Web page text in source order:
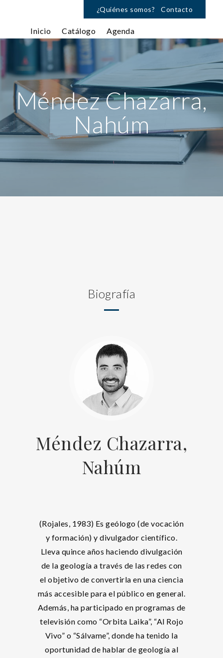
¿Quiénes somos? Contacto
Inicio Catálogo Agenda
Méndez Chazarra,
Nahúm
Biografía
Méndez Chazarra,
Nahúm
(Rojales, 1983) Es geólogo (de vocación
y formación) y divulgador científico.
Lleva quince años haciendo divulgación
de la geología a través de las redes con
el objetivo de convertirla en una ciencia
más accesible para el público en general.
Además, ha participado en programas de
televisión como “Orbita Laika”, “Al Rojo
Vivo” o “Sálvame”, donde ha tenido la
oportunidad de hablar de geología al